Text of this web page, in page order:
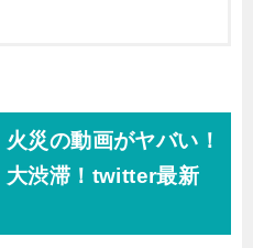
災の動画がヤバい！
大渋滞！twitter最新